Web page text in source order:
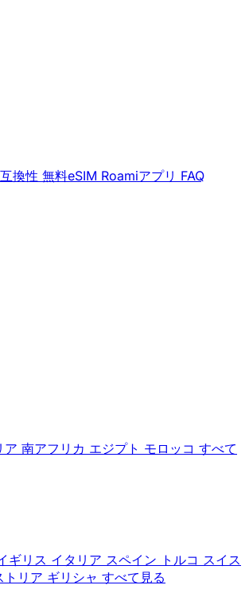
換性 無料eSIM Roamiアプリ FAQ
ア 南アフリカ エジプト モロッコ すべて
ギリス イタリア スペイン トルコ スイス
トリア ギリシャ すべて見る